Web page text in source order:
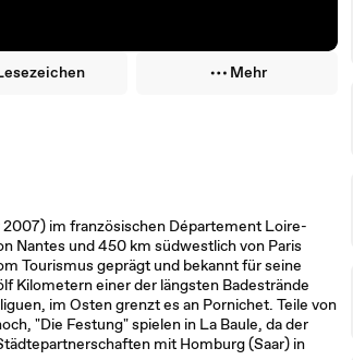
Mehr
2007) im französischen Département Loire-
Nantes und 450 km südwestlich von Paris
Tourismus geprägt und bekannt für seine
Kilometern einer der längsten Badestrände
im Osten grenzt es an Pornichet. Teile von
"Die Festung" spielen in La Baule, da der
mit Homburg (Saar) in